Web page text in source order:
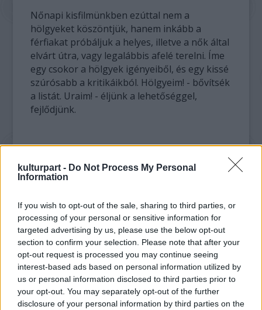
kulturpart - Do Not Process My Personal
Information
If you wish to opt-out of the sale, sharing to third parties, or
processing of your personal or sensitive information for
targeted advertising by us, please use the below opt-out
section to confirm your selection. Please note that after your
opt-out request is processed you may continue seeing
interest-based ads based on personal information utilized by
us or personal information disclosed to third parties prior to
your opt-out. You may separately opt-out of the further
disclosure of your personal information by third parties on the
Nőnapi kisfilmünkben ezúttal nem a
hölgyeket köszöntjük, hanem inkább a
férfiakat próbáljuk a helyes, illetve a nők által
elvárt útra, vagy legalábbis afelé terelni. Íme
egy csokor a hölgyek igényeiből, és egy kissé
szúrósabb a kritikáikból. Hölgyeim! - bővítsék
a listát. Uraim! - éljünk a lehetőséggel,
fejlődjünk.
Erdély